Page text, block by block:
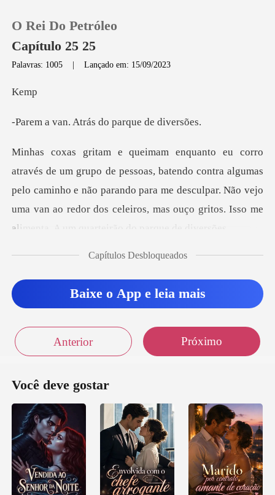
Loja
O Rei Do Petróleo
Capítulo 25 25
Palavras: 1005 |Lançado em: 15/09/2023
e
Atrás do parqu
contra algumas
pelo caminho e não parando para me desculpar. Não vejo
uma van ao redor
trás de u Capítulos Desbloqueados
Baixe o App e leia mais
Anterior Próximo
Você deve gostar